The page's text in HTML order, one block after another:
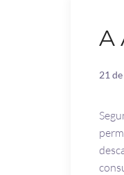
A
21